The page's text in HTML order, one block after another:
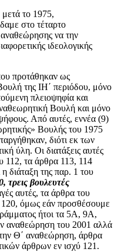
το 1975,
στο τέταρτο
να την
ιδεολογικής
προτάθηκαν ως
της ΙΗ΄ περιόδου, μόνο
πλειοψηφία και
Βουλή και μόνο
Από αυτές, εννέα (9)
Βουλής του 1975
διότι εκ των
ύλη. Οι διατάξεις αυτές
112, τα άρθρα 113, 114
διάταξη της παρ. 1 του
τρεις βουλευτές
αυτές, τα άρθρα του
120, όμως εάν προσθέσουμε
ήτοι τα 5Α, 9Α,
αναθεώρηση του 2001 αλλά
Θ΄ αναθεώρηση, άρθρα
άρθρων εν ισχύ 121.